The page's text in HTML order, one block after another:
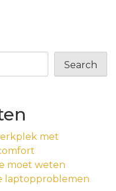
Search
met
moet weten
laptopproblemen